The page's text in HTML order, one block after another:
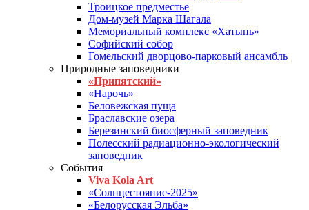
Троицкое предместье
Дом-музей Марка Шагала
Мемориальный комплекс «Хатынь»
Софийский собор
Гомельский дворцово-парковый ансамбль
Природные заповедники
«Припятский»
«Нарочь»
Беловежская пуща
Браславские озера
Березинский биосферный заповедник
Полесский радиационно-экологический
заповедник
События
Viva Kola Art
«Солнцестояние-2025»
«Белорусская Эльба»